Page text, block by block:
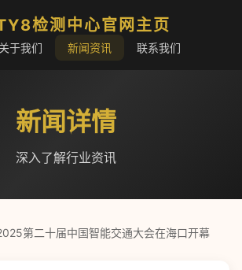
检测中心官网主页
关于我们 新闻资讯 联系我们
新闻详情
深入了解行业资讯
第二十届中国智能交通大会在海口开幕